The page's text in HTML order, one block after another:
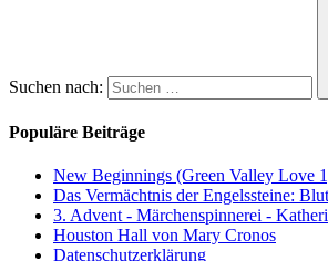
Suchen nach:
Populäre Beiträge
New Beginnings (Green Valley Love
Das Vermächtnis der Engelssteine:
3. Advent - Märchenspinnerei -
Houston Hall von Mary Cronos
Datenschutzerklärung